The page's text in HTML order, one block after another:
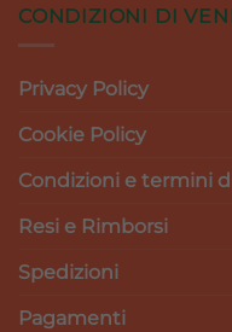
CONDIZIONI DI
Privacy Policy
Cookie Policy
Condizioni e termini
Resi e Rimborsi
Spedizioni
Pagamenti